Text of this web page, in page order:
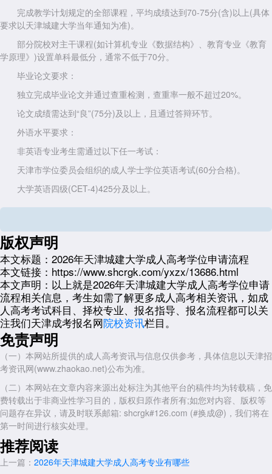
完成教学计划规定的全部课程，平均成绩达到70-75分(含)以上(具体
要求以天津城建大学当年通知为准)。
部分院校对主干课程(如计算机专业《数据结构》、教育专业《教育
学原理》)设置单科最低分，通常不低于70分。
毕业论文要求：
独立完成毕业论文并通过查重检测，查重率一般不超过20%。
论文成绩需达到“良”(75分)及以上，且通过答辩环节。
外语水平要求：
非英语专业考生需通过以下任一考试：
天津市学位委员会组织的成人学士学位英语考试(60分合格)。
大学英语四级(CET-4)425分及以上。
全国英语等级考试三级(PETS-3)笔试60分及以上(天津城建大学允许
英语专业考生需通过全国高校英语专业四级或日语能力测试N3级等
第二外语考试。
二、天津城建大学成人高考学位申请流程
材料准备阶段：
考生需在毕业当年4月前完成以下材料：
《学士学位申请表》(填写时须用钢笔，不得有涂抹)。
英语合格证书原件(审核后归还)及复印件1份。
毕业证书原件(审核后归还)及复印件1份。
1寸蓝底、彩色免冠照片2张。
其他可能需要的材料(如主干课程成绩单、论文成绩单等，具体以天
津城建大学当年通知为准)。
提交申请：
考生需将上述材料提交至天津城建大学继续教育学院或指定地点。
版权声明
本文标题： 2026年天津城建大学成人高考学位申请流程
本文链接： https://www.shcrgk.com/yxzx/13686.html
本文声明： 以上就是2026年天津城建大学成人高考学位申请
流程相关信息，考生如需了解更多成人高考相关资讯，如成
人高考考试科目、择校专业、报名指导、报名流程都可以关
注我们天津成考报名网院校资讯栏目。
免责声明
（一）本网站所提供的成人高考资讯与信息仅供参考，具体信息以天津招
考资讯网(www.zhaokao.net)公布为准。
（二）本网站在文章内容来源出处标注为其他平台的稿件均为转载稿，免
费转载出于非商业性学习目的，版权归原作者所有;如您对内容、版权等
问题存在异议，请及时联系邮箱: shcrgk#126.com (#换成@)，我们将在
第一时间进行核实处理。
推荐阅读
上一篇： 2026年天津城建大学成人高考专业有哪些